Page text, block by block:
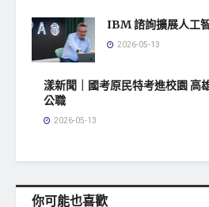
IBM 諮詢擴展人工
2026-05-13
漾新聞｜國考原民特考進校園 高
公職
2026-05-13
你可能也喜歡